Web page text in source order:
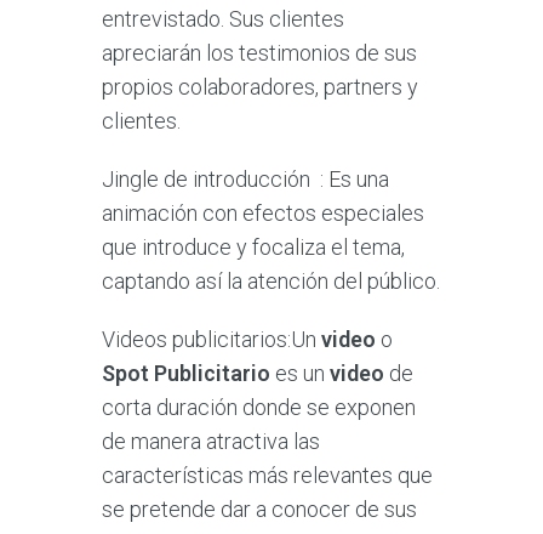
entrevistado. Sus clientes
apreciarán los testimonios de sus
propios colaboradores, partners y
clientes.
Jingle de introducción : Es una
animación con efectos especiales
que introduce y focaliza el tema,
captando así la atención del público.
Videos publicitarios:Un video o
Spot Publicitario es un video de
corta duración donde se exponen
de manera atractiva las
características más relevantes que
se pretende dar a conocer de sus